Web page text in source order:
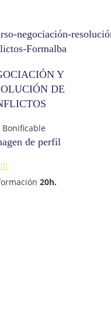
Y
DE
Bonificable
20h.